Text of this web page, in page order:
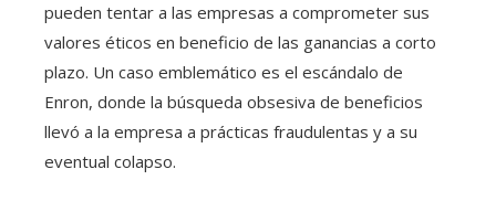
pueden tentar a las empresas a comprometer sus
valores éticos en beneficio de las ganancias a corto
plazo. Un caso emblemático es el escándalo de
Enron, donde la búsqueda obsesiva de beneficios
llevó a la empresa a prácticas fraudulentas y a su
eventual colapso.